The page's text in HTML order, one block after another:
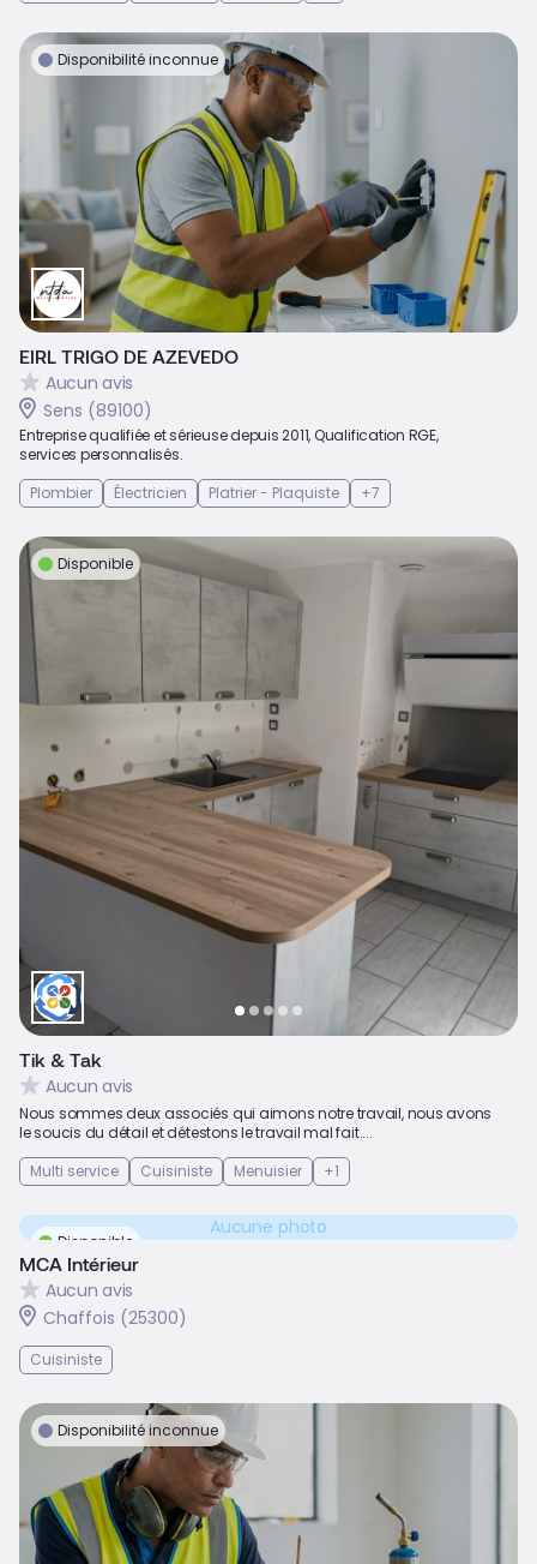
Disponibilité inconnue
EIRL TRIGO DE AZEVEDO
Aucun avis
Sens (89100)
Entreprise qualifiée et sérieuse depuis 2011, Qualification RGE,
services personnalisés.
Plombier
Électricien Platrier - Plaquiste +7
Disponible
Tik & Tak
Aucun avis
Nous sommes deux associés qui aimons notre travail, nous avons
le soucis du détail et détestons le travail mal fait....
Multi service
Cuisiniste Menuisier +1
Disponible
Aucune photo
MCA Intérieur
Aucun avis
Chaffois (25300)
Cuisiniste
Disponibilité inconnue